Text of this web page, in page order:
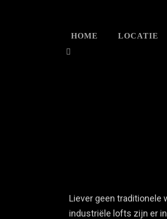
HOME LOCATIE
Liever geen traditionele
industriële lofts zijn er